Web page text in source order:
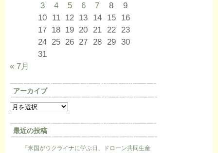
3
4 5 6 7 8
9
10 11 12 13 14 15
16
17 18 19 20 21 22
23
24 25 26 27 28 29 30
31
« 7月
アーカイブ
最近の投稿
『米国がウクライナに学ぶ日、ドローン共同生産